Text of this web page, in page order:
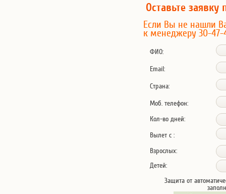
Оставьте заявку
Если Вы не нашли
к менеджеру 30-47-
ФИО:
Email:
Страна:
Моб. телефон:
Кол-во дней:
Вылет с :
Взрослых:
Детей:
Защита от